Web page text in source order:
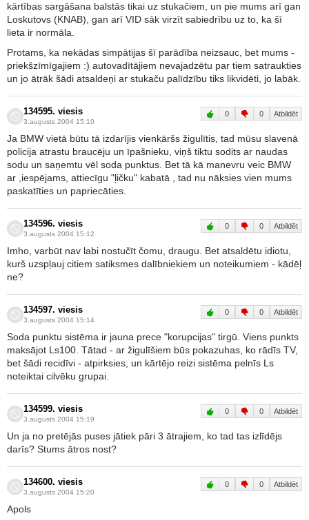
kārtības sargāšana balstās tikai uz stukačiem, un pie mums arī gan
Loskutovs (KNAB), gan arī VID sāk virzīt sabiedrību uz to, ka šī
lieta ir normāla.
Protams, ka nekādas simpātijas šī parādība neizsauc, bet mums -
priekšzīmīgajiem :) autovadītājiem nevajadzētu par tiem satraukties
un jo ātrāk šādi atsaldeņi ar stukaču palīdzību tiks likvidēti, jo labāk.
134595. viesis
3.augusts 2004 15:10
0 0 Atbildēt
Ja BMW vietā būtu tā izdarījis vienkāršs žigulītis, tad mūsu slavenā
policija atrastu braucēju un īpašnieku, viņš tiktu sodits ar naudas
sodu un saņemtu vēl soda punktus. Bet tā kā manevru veic BMW
ar ,iespējams, attiecīgu "ļičku" kabatā , tad nu nāksies vien mums
paskatīties un papriecāties.
134596. viesis
3.augusts 2004 15:12
0 0 Atbildēt
Imho, varbūt nav labi nostučīt čomu, draugu. Bet atsaldētu idiotu,
kurš uzspļauj citiem satiksmes dalībniekiem un noteikumiem - kādēļ
ne?
134597. viesis
3.augusts 2004 15:14
0 0 Atbildēt
Soda punktu sistēma ir jauna prece "korupcijas" tirgū. Viens punkts
maksājot Ls100. Tātad - ar žigulīšiem būs pokazuhas, ko rādīs TV,
bet šādi recidīvi - atpirksies, un kārtējo reizi sistēma pelnīs Ls
noteiktai cilvēku grupai.
134599. viesis
3.augusts 2004 15:19
0 0 Atbildēt
Un ja no pretējās puses jātiek pāri 3 ātrajiem, ko tad tas izlīdējs
darīs? Stums ātros nost?
134600. viesis
3.augusts 2004 15:20
0 0 Atbildēt
Apols